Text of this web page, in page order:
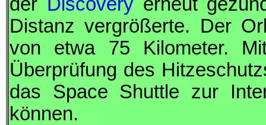
Distanz vergrößerte. Der
von etwa 75 Kilometer.
Überprüfung des
das Space Shuttle zur
können.